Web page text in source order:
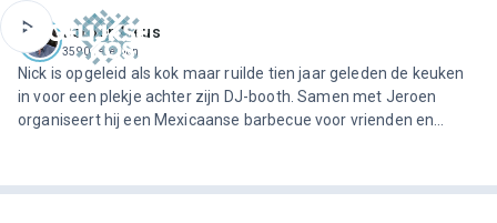
Jeroen Meus
3590 recepten
Nick is opgeleid als kok maar ruilde tien jaar geleden de keuken
in voor een plekje achter zijn DJ-booth. Samen met Jeroen
organiseert hij een Mexicaanse barbecue voor vrienden en